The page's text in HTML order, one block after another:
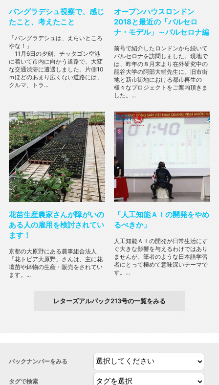
バングラデシュ視察で、感じ
たこと、考えたこと
「バングラデシュは、えらいところ
やな！」
11月6日の夕刻、チッタゴン空港
に着いて市内に向かう道路で、大変
な交通渋滞に遭遇しました。片側10
ｍほどのあまり広くない道路には、
クルマ、トラ...
オープンハウスロンドン
2018と最近の「バルセロ
ナ・モデル」～バルセロナ編
前号で紹介したロンドンから続いて
バルセロナを訪問しました。現地で
は、昨年の８月末より在外研究中の
龍谷大学の阿部大輔先生に、旧市街
地と新市街地における都市再生の
様々なプロジェクトをご案内頂きま
した。...
花苗生産農家さんが障がいの
ある人の雇用を検討されてい
ます！
京都の大原野にある農事組合法人
「花トピア大原野」さんは、主に花
壇苗や鉢物の生産・販売をされてい
ます。...
「人工知能ＡＩの開発をやめ
るべきか」
人工知能ＡＩの開発が日常生活にす
ぐ大きな影響を与えるわけではあり
ませんが、筆者のような日本語学習
者にとって極めて意味深いテーマで
す。...
レターズアルパック213号の一覧をみる
バックナンバーをみる
タグで検索